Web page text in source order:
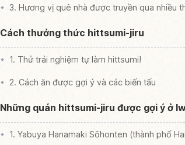
3. Hương vị quê nhà được truyền qua nhiều
Cách thưởng thức hittsumi-jiru
1. Thử trải nghiệm tự làm hittsumi!
2. Cách ăn được gợi ý và các biến tấu
Những quán hittsumi-jiru được gợi ý ở
1. Yabuya Hanamaki Sōhonten (thành phố